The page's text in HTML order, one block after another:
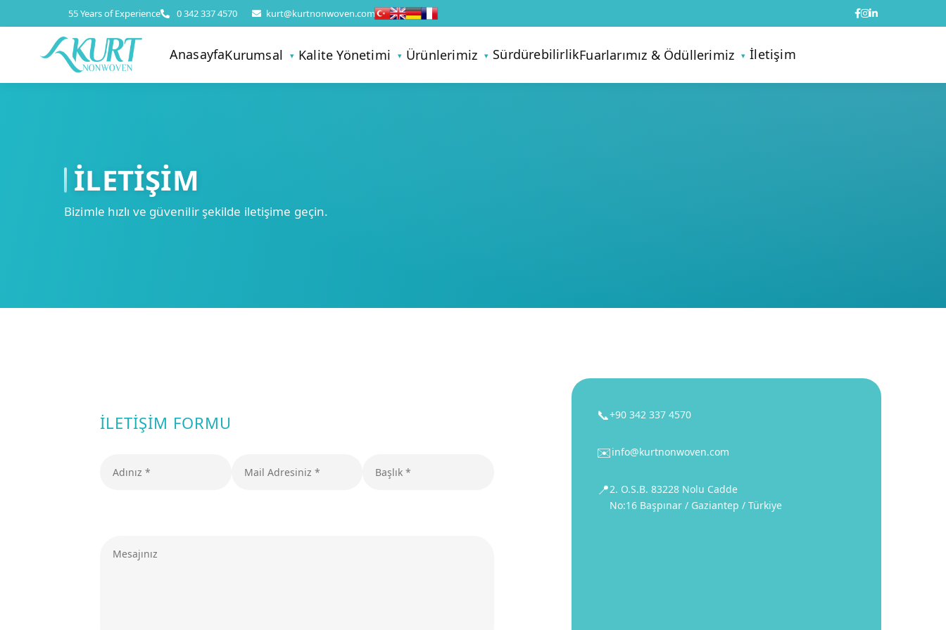
55 Years of Experience 0 342 337 4570 kurt@kurtnonwoven.com
AnasayfaKurumsal Kalite Yönetimi Ürünlerimiz SürdürebilirlikFuarlarımız & Ödüllerimiz İletişim
İLETİŞİM
Bizimle hızlı ve güvenilir şekilde iletişime geçin.
İLETİŞİM FORMU 📞+90 342 337 4570
✉️info@kurtnonwoven.com
📍2. O.S.B. 83228 Nolu Cadde
No:16 Başpınar / Gaziantep / Türkiye